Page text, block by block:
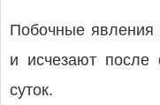
Побочные явления
и исчезают после
суток.